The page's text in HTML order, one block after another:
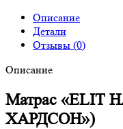
Описание
Детали
Отзывы (0)
Описание
Матрас «ELIT
ХАРДСОН»)